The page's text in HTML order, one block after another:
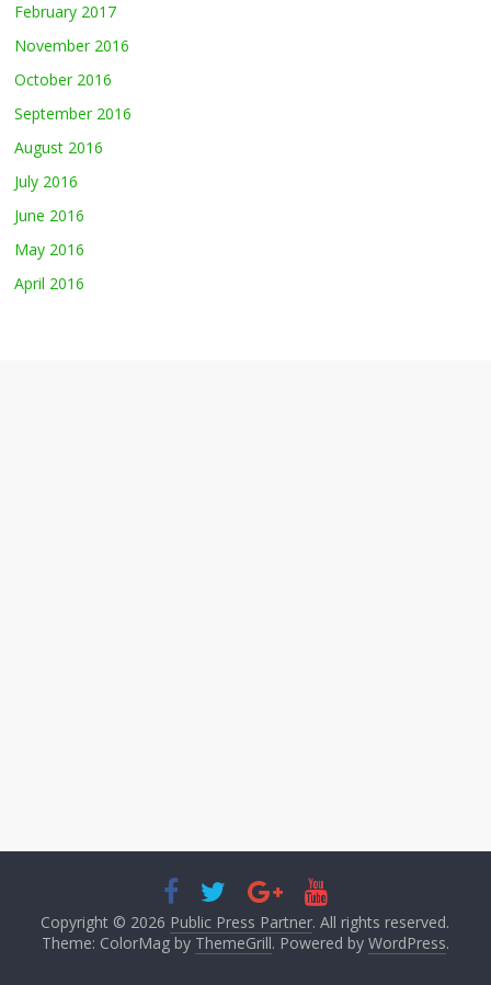
February 2017
November 2016
October 2016
September 2016
August 2016
July 2016
June 2016
May 2016
April 2016
Copyright © 2026 Public Press Partner. All rights reserved.
Theme: ColorMag by ThemeGrill. Powered by WordPress.